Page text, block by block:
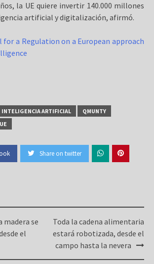
la UE quiere invertir 140.000 millones
artificial y digitalización, afirmó.
for a Regulation on a European approach
INTELIGENCIA ARTIFICIAL
QMUNTY
UE
Share on twitter
madera se
el
Toda la cadena alimentaria
estará robotizada, desde el
campo hasta la nevera